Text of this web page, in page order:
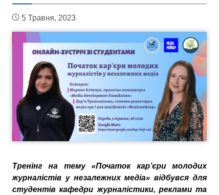
5 Травня, 2023
Тренінг на тему «Початок кар’єри молодих
журналістів у незалежних медіа» відбувся для
студентів кафедри журналістики, реклами та